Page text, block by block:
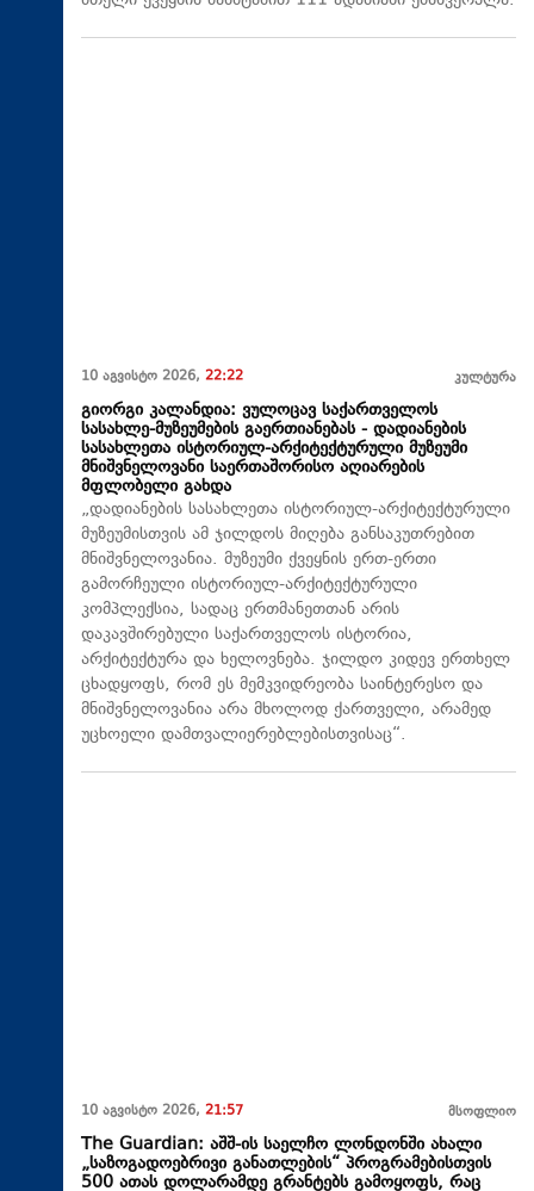
10 აგვისტო 2026, 22:22 კულტურა
გიორგი კალანდია: ვულოცავ საქართველოს
სასახლე-მუზეუმების გაერთიანებას - დადიანების
სასახლეთა ისტორიულ-არქიტექტურული მუზეუმი
მნიშვნელოვანი საერთაშორისო აღიარების
მფლობელი გახდა
„დადიანების სასახლეთა ისტორიულ-არქიტექტურული
მუზეუმისთვის ამ ჯილდოს მიღება განსაკუთრებით
მნიშვნელოვანია. მუზეუმი ქვეყნის ერთ-ერთი
გამორჩეული ისტორიულ-არქიტექტურული
კომპლექსია, სადაც ერთმანეთთან არის
დაკავშირებული საქართველოს ისტორია,
არქიტექტურა და ხელოვნება. ჯილდო კიდევ ერთხელ
ცხადყოფს, რომ ეს მემკვიდრეობა საინტერესო და
მნიშვნელოვანია არა მხოლოდ ქართველი, არამედ
უცხოელი დამთვალიერებლებისთვისაც“.
10 აგვისტო 2026, 21:57 მსოფლიო
The Guardian: აშშ-ის საელჩო ლონდონში ახალი
„საზოგადოებრივი განათლების“ პროგრამებისთვის
500 ათას დოლარამდე გრანტებს გამოყოფს, რაც